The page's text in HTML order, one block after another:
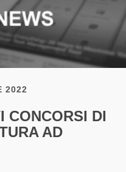
2022
CONCORSI DI
AD